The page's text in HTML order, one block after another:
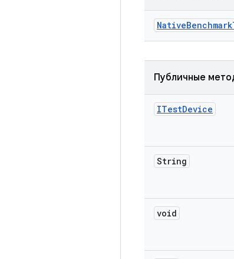
NativeBenchmark
Публичные
ITestDevice
String
void